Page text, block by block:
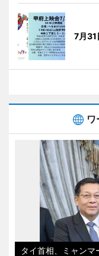
7月
タイ首相、ミャンマ